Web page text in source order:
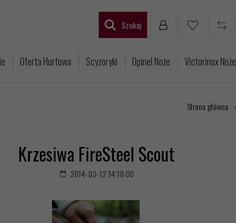
Szukaj
Oferta Hurtowa Scyzoryki Opinel Noże Victorinox Noże
Strona główna
Krzesiwa FireSteel Scout
2014-03-12 14:18:00